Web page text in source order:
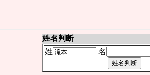
姓名判断
姓
名